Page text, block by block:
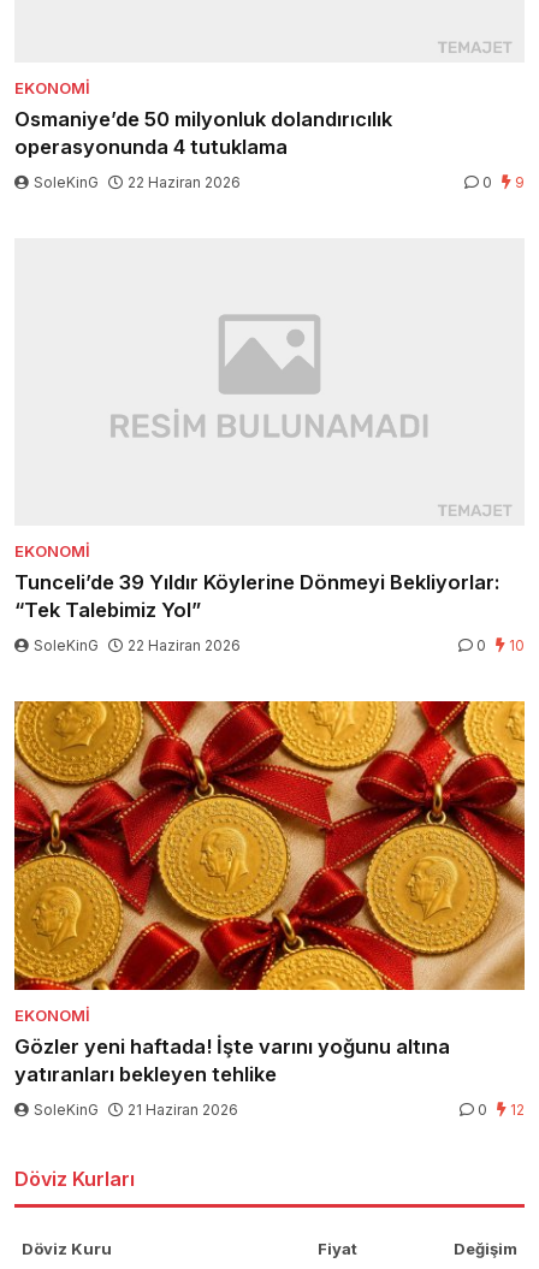
EKONOMI
Osmaniye’de 50 milyonluk dolandırıcılık
operasyonunda 4 tutuklama
SoleKinG 22 Haziran 2026 0 9
EKONOMI
Tunceli’de 39 Yıldır Köylerine Dönmeyi Bekliyorlar:
“Tek Talebimiz Yol”
SoleKinG 22 Haziran 2026 0 10
EKONOMI
Gözler yeni haftada! İşte varını yoğunu altına
yatıranları bekleyen tehlike
SoleKinG 21 Haziran 2026 0 12
Döviz Kurları
Döviz Kuru Fiyat Değişim